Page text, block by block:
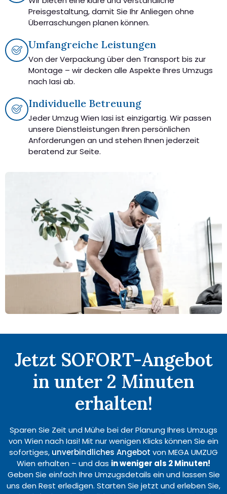
Preisgestaltung, damit Sie Ihr Anliegen ohne
Überraschungen planen können.
Umfangreiche Leistungen
Von der Verpackung über den Transport bis zur
Montage – wir decken alle Aspekte Ihres Umzugs
nach Iasi ab.
Individuelle Betreuung
Jeder Umzug Wien Iasi ist einzigartig. Wir passen
unsere Dienstleistungen Ihren persönlichen
Anforderungen an und stehen Ihnen jederzeit
beratend zur Seite.
Jetzt SOFORT-Angebot
in unter 2 Minuten
erhalten!
Sparen Sie Zeit und Mühe bei der Planung Ihres Umzugs
von Wien nach Iasi! Mit nur wenigen Klicks können Sie ein
sofortiges, unverbindliches Angebot von MEGA UMZUG
Wien erhalten – und das in weniger als 2 Minuten!
Geben Sie einfach Ihre Umzugsdetails ein und lassen Sie
uns den Rest erledigen. Starten Sie jetzt und erleben Sie,